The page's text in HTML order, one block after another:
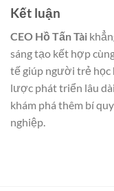
Kết luận
CEO Hồ Tấn Tài
sáng tạo kết hợp
tế giúp người trẻ học
lược phát triển lâu
khám phá thêm bí
nghiệp.